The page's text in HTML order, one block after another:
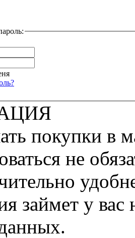
покупки в
не
займет у